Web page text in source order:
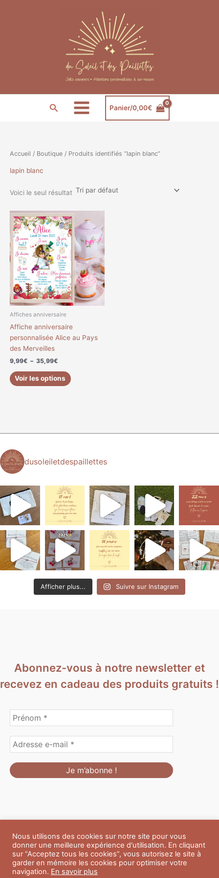
Rechercher Panier/0,00€
Accueil / Boutique / Produits identifiés “lapin blanc”
lapin blanc
Voici le seul résultat
Affiches anniversaire
Affiche anniversaire
personnalisée Alice au Pays
des Merveilles
9,99€ – 35,99€
Plage
de
prix :
9,99€
à
35,99€
Voir les options
Ce
produit
a
plusieurs
variations.
Les
options
peuvent
être
dusoleiletdespaillettes
Afficher plus... Suivre sur Instagram
Abonnez-vous à notre newsletter et
recevez en cadeau des produits gratuits !
Formulaire de personnalisation Contact
Boutique
Blog
CGV
Mentions Légales
Politique de confidentialité
A propos
Copyright © 2026 Du Soleil et des Paillettes
Nous utilisons des cookies sur notre site pour vous
donner une meilleure expérience d'utilisation. En cliquant
sur “Acceptez tous les cookies”, vous autorisez le site à
garder en mémoire les cookies pour optimiser votre
navigation. En savoir plus